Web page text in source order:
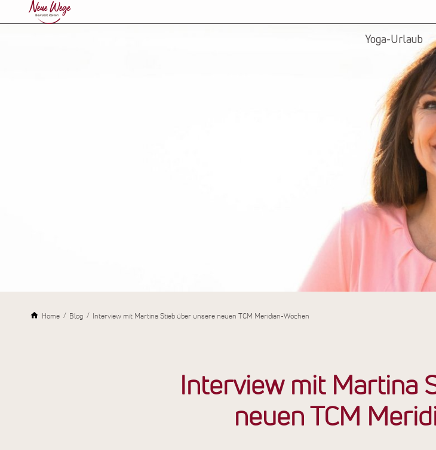
Yoga-Urlaub
Home Blog Interview mit Martina Stieb über unsere neuen TCM Meridian-Wochen
Interview mit Martina
neuen TCM